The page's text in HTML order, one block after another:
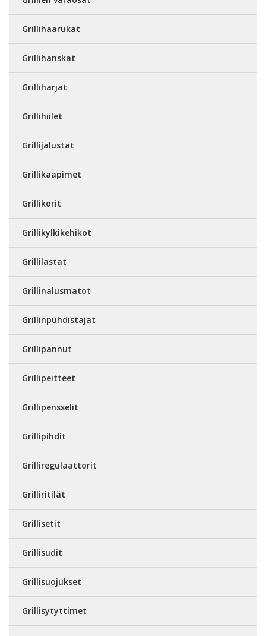
Grillihaarukat
Grillihanskat
Grilliharjat
Grillihiilet
Grillijalustat
Grillikaapimet
Grillikorit
Grillikylkikehikot
Grillilastat
Grillinalusmatot
Grillinpuhdistajat
Grillipannut
Grillipeitteet
Grillipensselit
Grillipihdit
Grilliregulaattorit
Grilliritilät
Grillisetit
Grillisudit
Grillisuojukset
Grillisytyttimet